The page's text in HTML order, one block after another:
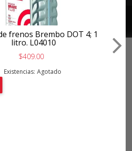
frenos Brembo DOT 4; 1
litro. L04010
$409.00
Existencias: Agotado